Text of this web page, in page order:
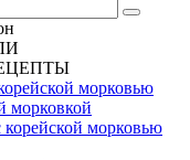
морковкой
морковью